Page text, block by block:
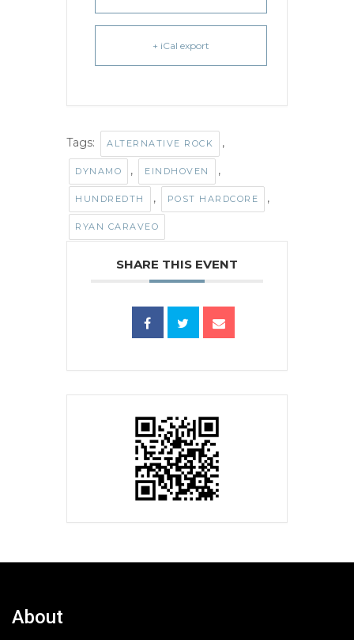
+ iCal export
Tags: ALTERNATIVE ROCK ,
DYNAMO , EINDHOVEN ,
HUNDREDTH , POST HARDCORE ,
RYAN CARAVEO
SHARE THIS EVENT
About